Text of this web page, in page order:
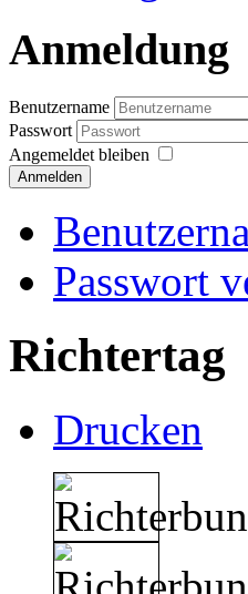
Anmeldung
Benutzername
Passwort
Angemeldet bleiben
Anmelden
Passwort
Richtertag
Drucken